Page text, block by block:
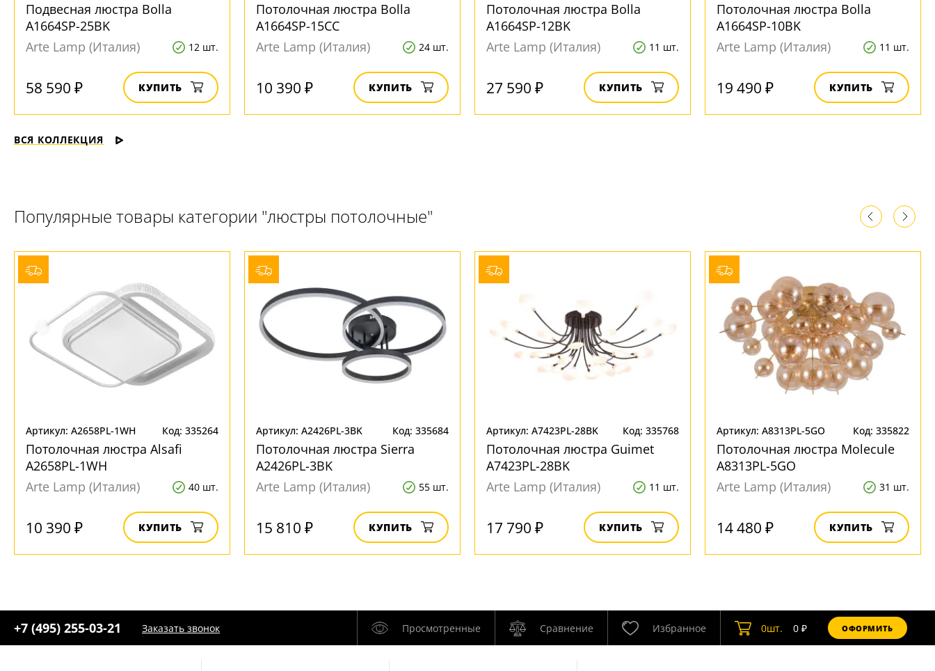
Подвесная люстра Bolla
A1664SP-25BK
Arte Lamp (Италия)
12 шт.
58 590 ₽ КУПИТЬ
Потолочная люстра Bolla
A1664SP-15CC
Arte Lamp (Италия)
24 шт.
10 390 ₽ КУПИТЬ
Потолочная люстра Bolla
A1664SP-12BK
Arte Lamp (Италия)
11 шт.
27 590 ₽ КУПИТЬ
Потолочная люстра Bolla
A1664SP-10BK
Arte Lamp (Италия)
11 шт.
19 490 ₽ КУПИТЬ
ВСЯ КОЛЛЕКЦИЯ
Популярные товары категории "люстры потолочные"
Артикул: A2658PL-1WH Код: 335264
Потолочная люстра Alsafi
A2658PL-1WH
Arte Lamp (Италия)
40 шт.
10 390 ₽ КУПИТЬ
Артикул: A2426PL-3BK Код: 335684
Потолочная люстра Sierra
A2426PL-3BK
Arte Lamp (Италия)
55 шт.
15 810 ₽ КУПИТЬ
Артикул: A7423PL-28BK Код: 335768
Потолочная люстра Guimet
A7423PL-28BK
Arte Lamp (Италия)
11 шт.
17 790 ₽ КУПИТЬ
Артикул: A8313PL-5GO Код: 335822
Потолочная люстра Molecule
A8313PL-5GO
Arte Lamp (Италия)
31 шт.
14 480 ₽ КУПИТЬ
+7 (495) 255-03-21 Заказать звонок Просмотренные Сравнение Избранное 0шт. 0₽ ОФОРМИТЬ